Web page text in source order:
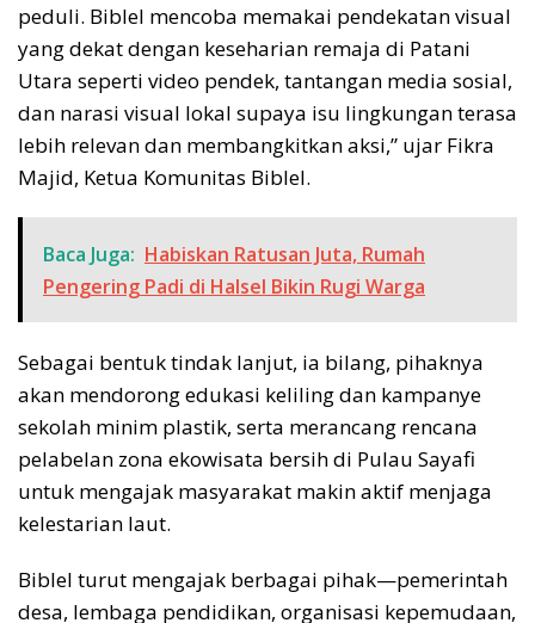
peduli. Biblel mencoba memakai pendekatan visual
yang dekat dengan keseharian remaja di Patani
Utara seperti video pendek, tantangan media sosial,
dan narasi visual lokal supaya isu lingkungan terasa
lebih relevan dan membangkitkan aksi,” ujar Fikra
Majid, Ketua Komunitas Biblel.
Baca Juga: Habiskan Ratusan Juta, Rumah
Pengering Padi di Halsel Bikin Rugi Warga
Sebagai bentuk tindak lanjut, ia bilang, pihaknya
akan mendorong edukasi keliling dan kampanye
sekolah minim plastik, serta merancang rencana
pelabelan zona ekowisata bersih di Pulau Sayafi
untuk mengajak masyarakat makin aktif menjaga
kelestarian laut.
Biblel turut mengajak berbagai pihak—pemerintah
desa, lembaga pendidikan, organisasi kepemudaan,